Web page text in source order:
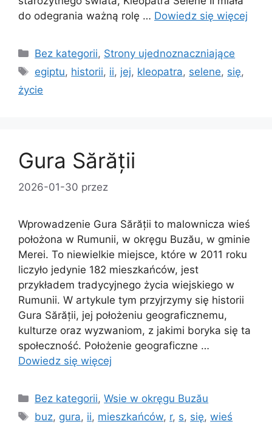
do odegrania ważną rolę … Dowiedz się więcej
Kategorie
Bez kategorii, Strony ujednoznaczniające
Tagi
egiptu, historii, ii, jej, kleopatra, selene, się,
życie
Gura Sărății
2026-01-30 przez
Wprowadzenie Gura Sărății to malownicza wieś
położona w Rumunii, w okręgu Buzău, w gminie
Merei. To niewielkie miejsce, które w 2011 roku
liczyło jedynie 182 mieszkańców, jest
przykładem tradycyjnego życia wiejskiego w
Rumunii. W artykule tym przyjrzymy się historii
Gura Sărății, jej położeniu geograficznemu,
kulturze oraz wyzwaniom, z jakimi boryka się ta
społeczność. Położenie geograficzne …
Dowiedz się więcej
Kategorie
Bez kategorii,Wsie w okręgu Buzău
Tagi
buz, gura, ii, mieszkańców, r, s, się,wieś